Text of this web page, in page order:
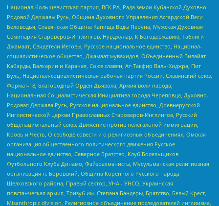
Национал-большевистская партия, ВЕК РА, Рада земли Кубанской Духовно
Родовой Державы Русь, Община Духовного Управления Асгардской Веси
Беловодья, Славянская Община Капища Веды Перуна, Мужская Духовная
Семинария Староверов-Инглингов, Нурджулар, К Богодержавию, Таблиги
Джамаат, Свидетели Иеговы, Русское национальное единство, Национал-
социалистическое общество, Джамаат мувахидов, Объединенный Вилайат
Кабарды, Балкарии и Карачая, Союз славян, Ат-Такфир Валь-Хиджра, Пит
Буль, Национал-социалистическая рабочая партия России, Славянский союз,
Формат-18, Благородный Орден Дьявола, Армия воли народа,
Национальная Социалистическая Инициатива города Череповца, Духовно-
Родовая Держава Русь, Русское национальное единство, Древнерусской
Инглистической церкви Православных Староверов-Инглингов, Русский
общенациональный союз, Движение против нелегальной иммиграции,
Кровь и Честь, О свободе совести и о религиозных объединениях, Омская
организация общественного политического движения Русское
национальное единство, Северное Братство, Клуб Болельщиков
Футбольного Клуба Динамо, Файзрахманисты, Мусульманская религиозная
организация п. Боровский, Община Коренного Русского народа
Щелковского района, Правый сектор, УНА - УНСО, Украинская
повстанческая армия, Тризуб им. Степана Бандеры, Братство, Белый Крест,
Misanthropic division, Религиозное объединение последователей инглиизма,